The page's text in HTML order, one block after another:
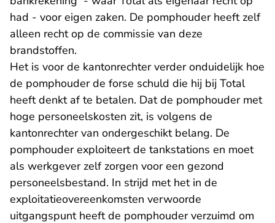
had - voor eigen zaken. De pomphouder heeft zelf
alleen recht op de commissie van deze
brandstoffen.
Het is voor de kantonrechter verder onduidelijk hoe
de pomphouder de forse schuld die hij bij Total
heeft denkt af te betalen. Dat de pomphouder met
hoge personeelskosten zit, is volgens de
kantonrechter van ondergeschikt belang. De
pomphouder exploiteert de tankstations en moet
als werkgever zelf zorgen voor een gezond
personeelsbestand. In strijd met het in de
exploitatieovereenkomsten verwoorde
uitgangspunt heeft de pomphouder verzuimd om